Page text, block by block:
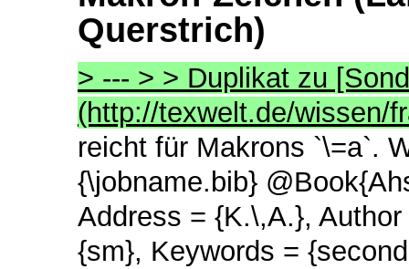
Querstrich)
> --- > > Duplikat zu
(http://texwelt.de/wissen/
reicht für Makrons `\=a`.
{\jobname.bib}
Address = {K.\,A.},
{sm}, Keywords =